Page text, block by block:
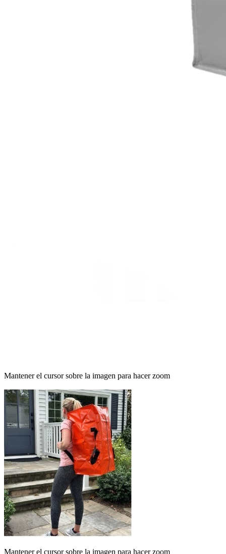
Mantener el cursor sobre la imagen para hacer zoom
Mantener el cursor sobre la imagen para hacer zoom